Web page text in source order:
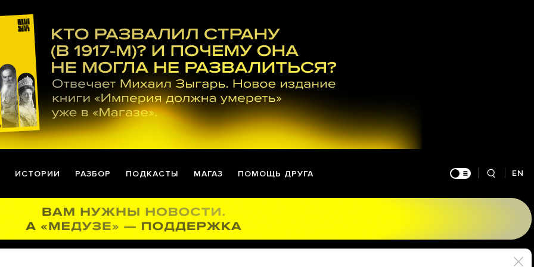
ИСТОРИИ РАЗБОР ПОДКАСТЫ МАГАЗ ПОМОЩЬ ДРУГА EN